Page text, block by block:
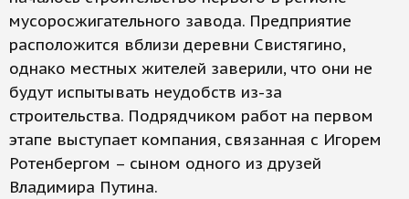
мусоросжигательного завода. Предприятие
расположится вблизи деревни Свистягино,
однако местных жителей заверили, что они не
будут испытывать неудобств из-за
строительства. Подрядчиком работ на первом
этапе выступает компания, связанная с Игорем
Ротенбергом – сыном одного из друзей
Владимира Путина.